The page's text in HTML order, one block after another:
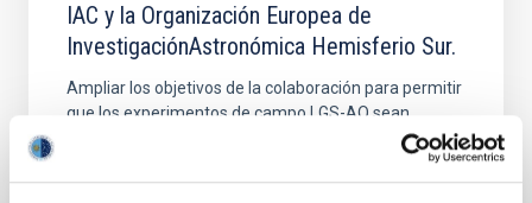
IAC y la Organización Europea de
InvestigaciónAstronómica Hemisferio Sur.
Ampliar los objetivos de la colaboración para permitir
que los experimentos de campo LGS-AO sean
realizados en el telescopio WHT de La Palma en
colaboración científica con el equipo de sistemas de